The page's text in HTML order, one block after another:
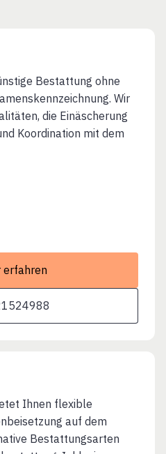
Bestattung ohne
Wir
die Einäscherung
Koordination mit dem
erfahren
Ihnen flexible
auf dem
Bestattungsarten